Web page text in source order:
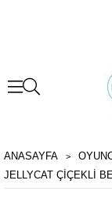
ANASAYFA
JELLYCAT ÇIÇEKLI